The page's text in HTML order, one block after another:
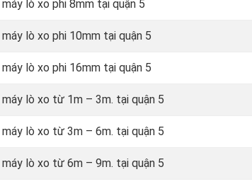
máy lò xo phi 8mm tại quận 5
máy lò xo phi 10mm tại quận 5
máy lò xo phi 16mm tại quận 5
máy lò xo từ 1m – 3m. tại quận 5
máy lò xo từ 3m – 6m. tại quận 5
máy lò xo từ 6m – 9m. tại quận 5